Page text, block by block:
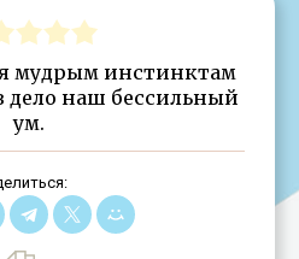
мудрым инстинктам
дело наш бессильный
ум.